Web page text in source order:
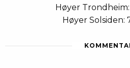
Høyer
Høyer Solsiden: